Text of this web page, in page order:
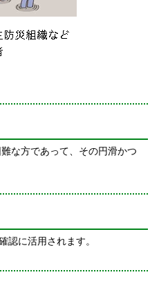
な方であって、その円滑かつ
認に活用されます。